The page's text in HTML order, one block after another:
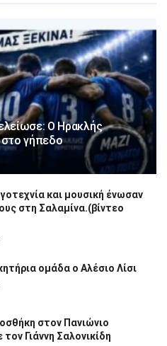
Ο Ηρακλής
στο γήπεδο
και μουσική ένωσαν
στη Σαλαμίνα.(βίντεο
ομάδα ο Αλέσιο Λίσι
στον Πανιώνιο
τον Γιάννη Σαλονικίδη